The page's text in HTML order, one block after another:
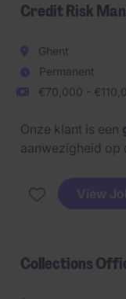
Credit Risk
Ghent
Permanent
€70,000 -
Onze klant is een
aanwezigheid op
momenteel op
voor het
View
Collections